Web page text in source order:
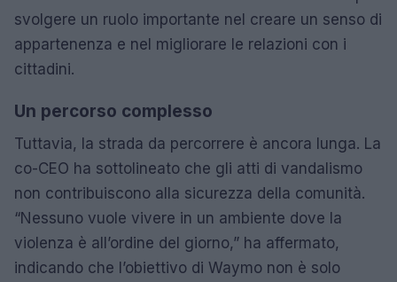
svolgere un ruolo importante nel creare un senso di
appartenenza e nel migliorare le relazioni con i
cittadini.
Un percorso complesso
Tuttavia, la strada da percorrere è ancora lunga. La
co-CEO ha sottolineato che gli atti di vandalismo
non contribuiscono alla sicurezza della comunità.
“Nessuno vuole vivere in un ambiente dove la
violenza è all’ordine del giorno,” ha affermato,
indicando che l’obiettivo di Waymo non è solo